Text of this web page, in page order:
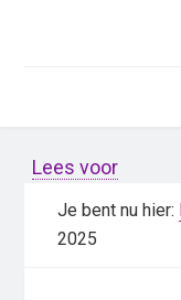
Lees voor
Je bent nu hier:
2025